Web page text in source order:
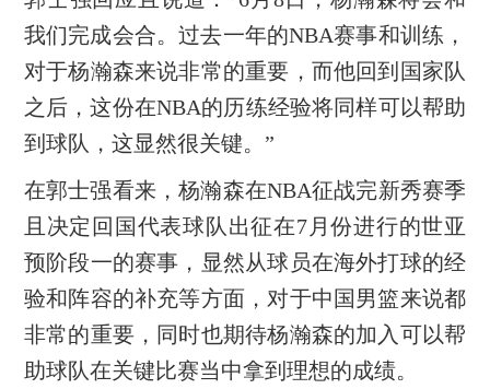
我们完成会合。过去一年的NBA赛事和训练，
对于杨瀚森来说非常的重要，而他回到国家队
之后，这份在NBA的历练经验将同样可以帮助
到球队，这显然很关键。”
在郭士强看来，杨瀚森在NBA征战完新秀赛季
且决定回国代表球队出征在7月份进行的世亚
预阶段一的赛事，显然从球员在海外打球的经
验和阵容的补充等方面，对于中国男篮来说都
非常的重要，同时也期待杨瀚森的加入可以帮
助球队在关键比赛当中拿到理想的成绩。